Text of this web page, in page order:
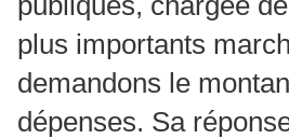
plus importants
demandons le
dépenses. Sa